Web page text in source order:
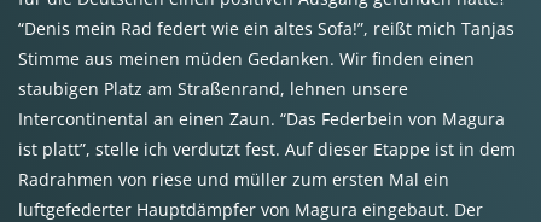
“Denis mein Rad federt wie ein altes Sofa!”, reißt mich Tanjas
Stimme aus meinen müden Gedanken. Wir finden einen
staubigen Platz am Straßenrand, lehnen unsere
Intercontinental an einen Zaun. “Das Federbein von Magura
ist platt”, stelle ich verdutzt fest. Auf dieser Etappe ist in dem
Radrahmen von riese und müller zum ersten Mal ein
luftgefederter Hauptdämpfer von Magura eingebaut. Der